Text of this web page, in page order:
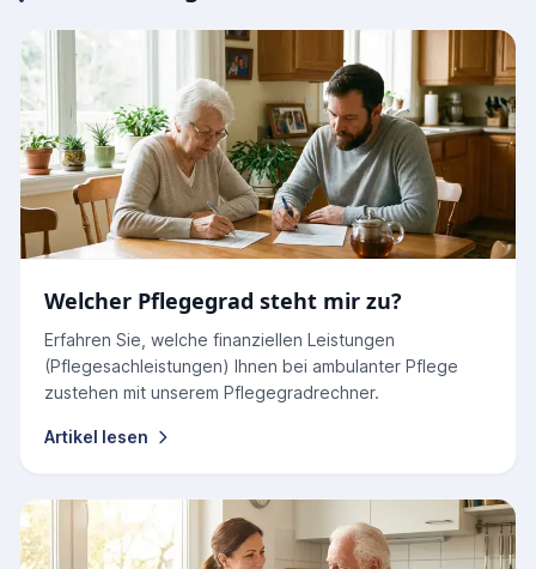
Welcher Pflegegrad steht mir zu?
Erfahren Sie, welche finanziellen Leistungen
(Pflegesachleistungen) Ihnen bei ambulanter Pflege
zustehen mit unserem Pflegegradrechner.
Artikel lesen